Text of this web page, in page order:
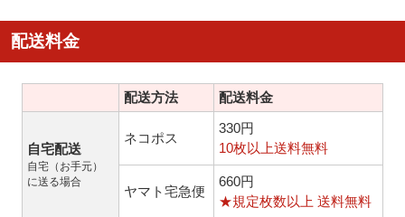
配送料金
配送方法 配送料金
自宅配送
自宅（お手元）
に送る場合
ネコポス
330円
10枚以上送料無料
ヤマト宅急便
660円
★規定枚数以上 送料無料